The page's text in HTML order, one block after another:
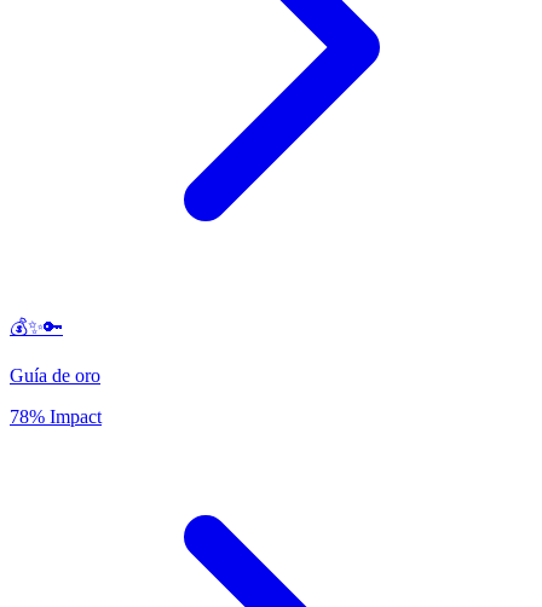
💰✨🔑
Guía de oro
78% Impact